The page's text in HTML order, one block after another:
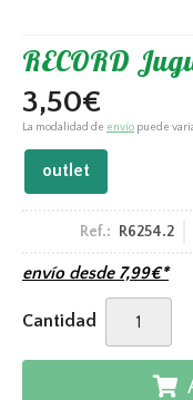
RECORD
3,50€
La modalidad de envío puede
outlet
Ref.: R6254.2
envío desde 7,99€*
Cantidad